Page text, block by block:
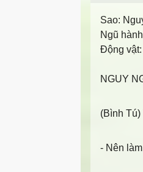
Sao:
Ngũ
Động vật:
NGUY
(Bình
- Nên làm